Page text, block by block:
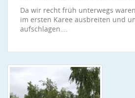
Da wir recht früh unterwegs
im ersten Karee ausbreiten und
aufschlagen….